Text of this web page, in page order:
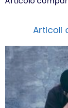
Articoli